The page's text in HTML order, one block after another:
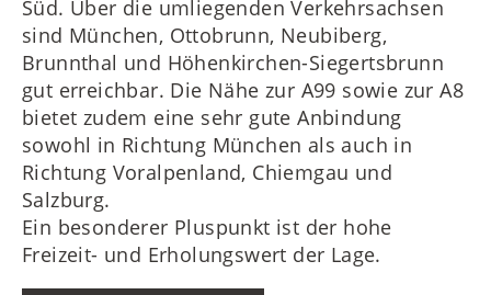
Süd. Über die umliegenden Verkehrsachsen
sind München, Ottobrunn, Neubiberg,
Brunnthal und Höhenkirchen-Siegertsbrunn
gut erreichbar. Die Nähe zur A99 sowie zur A8
bietet zudem eine sehr gute Anbindung
sowohl in Richtung München als auch in
Richtung Voralpenland, Chiemgau und
Salzburg.
Ein besonderer Pluspunkt ist der hohe
Freizeit- und Erholungswert der Lage.